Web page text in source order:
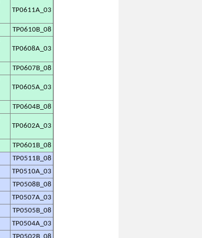
TP0611A_03
TP0610B_08
TP0608A_03
TP0607B_08
TP0605A_03
TP0604B_08
TP0602A_03
TP0601B_08
TP0511B_08
TP0510A_03
TP0508B_08
TP0507A_03
TP0505B_08
TP0504A_03